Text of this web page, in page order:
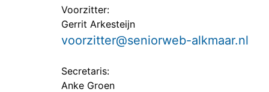
Voorzitter:
Gerrit Arkesteijn
voorzitter@seniorweb-alkmaar.nl
Secretaris:
Anke Groen